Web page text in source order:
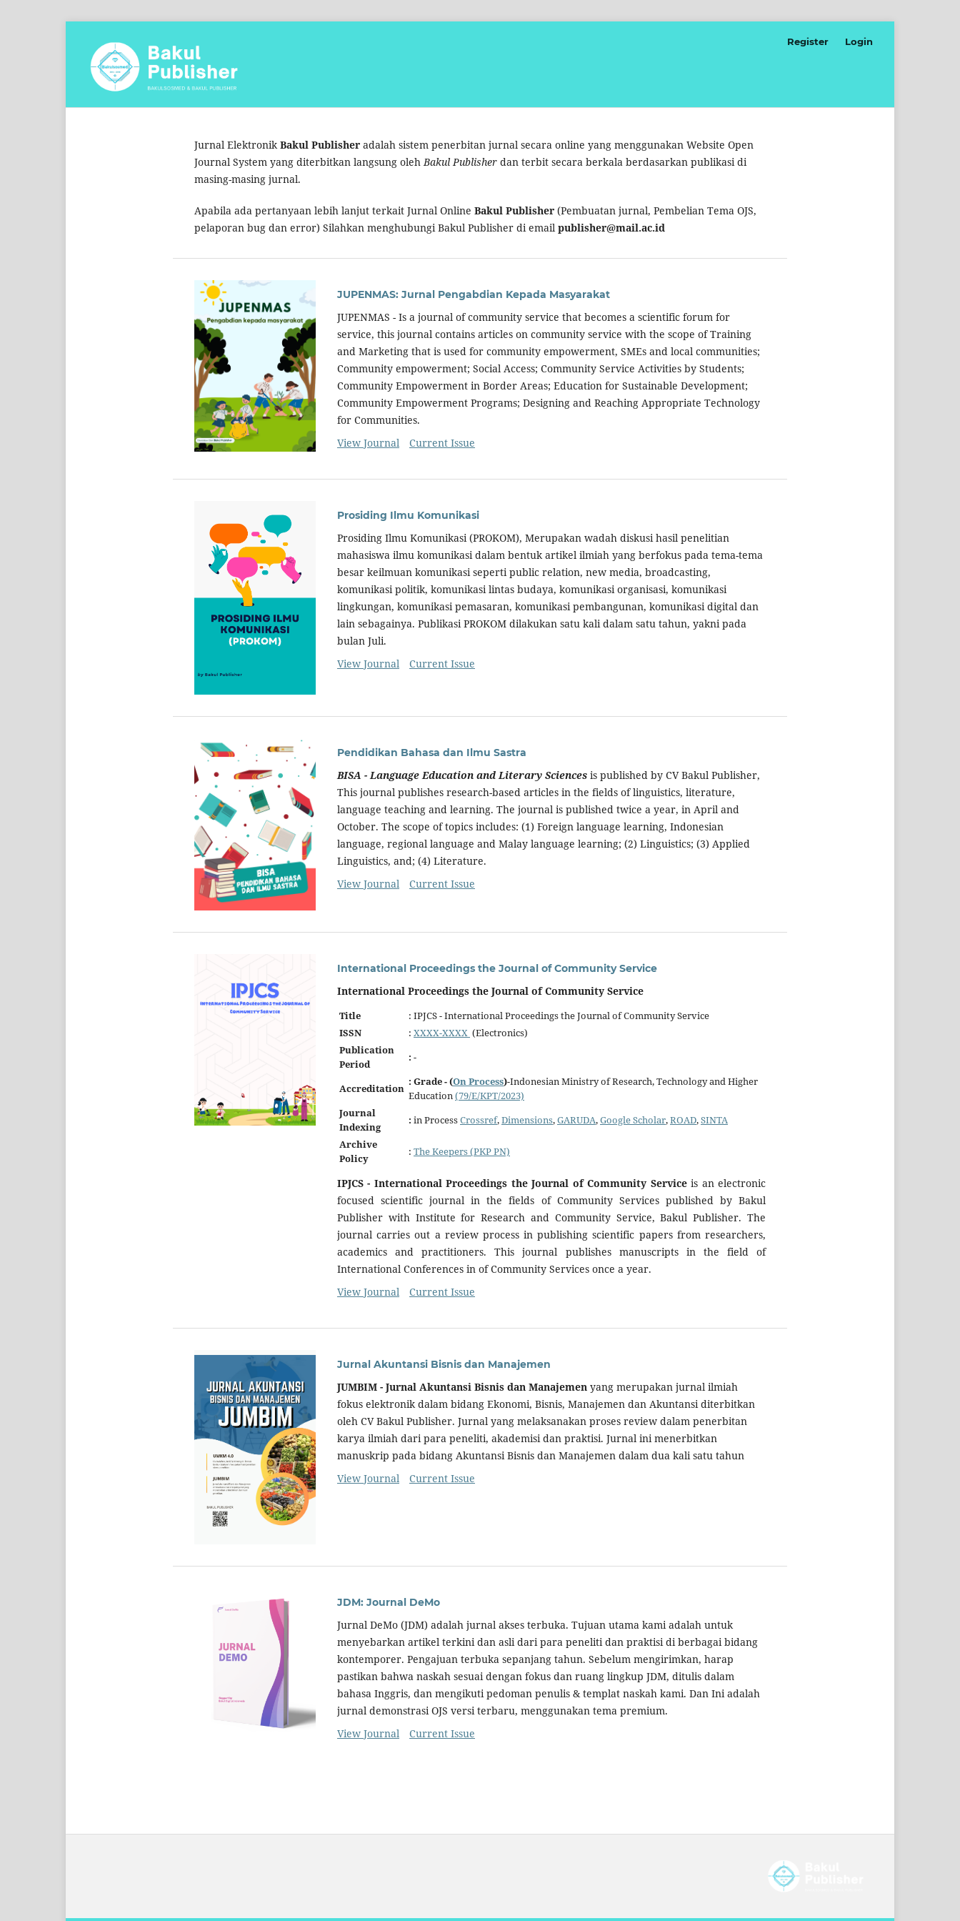
Register Login
Jurnal ElektronikBakul Publisher adalah sistem penerbitan jurnal secara online yang menggunakan Website Open
Journal System yang diterbitkan langsung olehBakul Publisher dan terbit secara berkala berdasarkan publikasi di
masing-masing jurnal.
Apabila ada pertanyaan lebih lanjut terkait Jurnal Online Bakul Publisher (Pembuatan jurnal, Pembelian Tema OJS,
pelaporan bug dan error) Silahkan menghubungi Bakul Publisher di email publisher@mail.ac.id
JUPENMAS: Jurnal Pengabdian Kepada Masyarakat
JUPENMAS - Is a journal of community service that becomes a scientific forum for
service, this journal contains articles on community service with the scope of Training
and Marketing that is used for community empowerment, SMEs and local communities;
Community empowerment; Social Access; Community Service Activities by Students;
Community Empowerment in Border Areas; Education for Sustainable Development;
Community Empowerment Programs; Designing and Reaching Appropriate Technology
for Communities.
View Journal
Current Issue
Prosiding Ilmu Komunikasi
Prosiding Ilmu Komunikasi (PROKOM), Merupakan wadah diskusi hasil penelitian
mahasiswa ilmu komunikasi dalam bentuk artikel ilmiah yang berfokus pada tema-tema
besar keilmuan komunikasi seperti public relation, new media, broadcasting,
komunikasi politik, komunikasi lintas budaya, komunikasi organisasi, komunikasi
lingkungan, komunikasi pemasaran, komunikasi pembangunan, komunikasi digital dan
lain sebagainya. Publikasi PROKOM dilakukan satu kali dalam satu tahun, yakni pada
bulan Juli.
View Journal
Current Issue
Pendidikan Bahasa dan Ilmu Sastra
BISA - Language Education and Literary Sciences is published by CV Bakul Publisher,
This journal publishes research-based articles in the fields of linguistics, literature,
language teaching and learning. The journal is published twice a year, in April and
October. The scope of topics includes: (1) Foreign language learning, Indonesian
language, regional language and Malay language learning; (2) Linguistics; (3) Applied
Linguistics, and; (4) Literature.
View Journal
Current Issue
International Proceedings the Journal of Community Service
International Proceedings the Journal of Community Service
Title
: IPJCS - International Proceedings the Journal of Community Service
ISSN
: XXXX-XXXX (Electronics)
Publication
Period
: -
Accreditation
: Grade - (On Process)-Indonesian Ministry of Research, Technology and Higher
Education(79/E/KPT/2023)
Journal
Indexing
: in ProcessCrossref,Dimensions,GARUDA,Google Scholar,ROAD,SINTA
Archive
Policy
: The Keepers (PKP PN)
IPJCS - International Proceedings the Journal of Community Serviceis an electronic
focused scientific journal in the fields of Community Services published by Bakul
Publisher with Institute for Research and Community Service, Bakul Publisher. The
journal carries out a review process in publishing scientific papers from researchers,
academics and practitioners. This journal publishes manuscripts in the field of
International Conferences in of Community Services once a year.
View Journal
Current Issue
Jurnal Akuntansi Bisnis dan Manajemen
JUMBIM - Jurnal Akuntansi Bisnis dan Manajemen yang merupakan jurnal ilmiah
fokus elektronik dalam bidang Ekonomi, Bisnis, Manajemen dan Akuntansi diterbitkan
oleh CV Bakul Publisher. Jurnal yang melaksanakan proses review dalam penerbitan
karya ilmiah dari para peneliti, akademisi dan praktisi. Jurnal ini menerbitkan
manuskrip pada bidang Akuntansi Bisnis dan Manajemen dalam dua kali satu tahun
View Journal
Current Issue
JDM: Journal DeMo
Jurnal DeMo (JDM) adalah jurnal akses terbuka. Tujuan utama kami adalah untuk
menyebarkan artikel terkini dan asli dari para peneliti dan praktisi di berbagai bidang
kontemporer. Pengajuan terbuka sepanjang tahun. Sebelum mengirimkan, harap
pastikan bahwa naskah sesuai dengan fokus dan ruang lingkup JDM, ditulis dalam
bahasa Inggris, dan mengikuti pedoman penulis & templat naskah kami. Dan Ini adalah
jurnal demonstrasi OJS versi terbaru, menggunakan tema premium.
View Journal
Current Issue